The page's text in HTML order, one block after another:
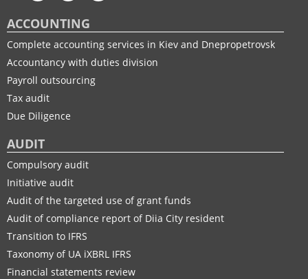
ACCOUNTING
Complete accounting services in Kiev and Dnepropetrovsk
Accountancy with duties division
Payroll outsourcing
Tax audit
Due Diligence
AUDIT
Compulsory audit
Initiative audit
Audit of the targeted use of grant funds
Audit of compliance report of Diia City resident
Transition to IFRS
Taxonomy of UA іXBRL IFRS
Financial statements review